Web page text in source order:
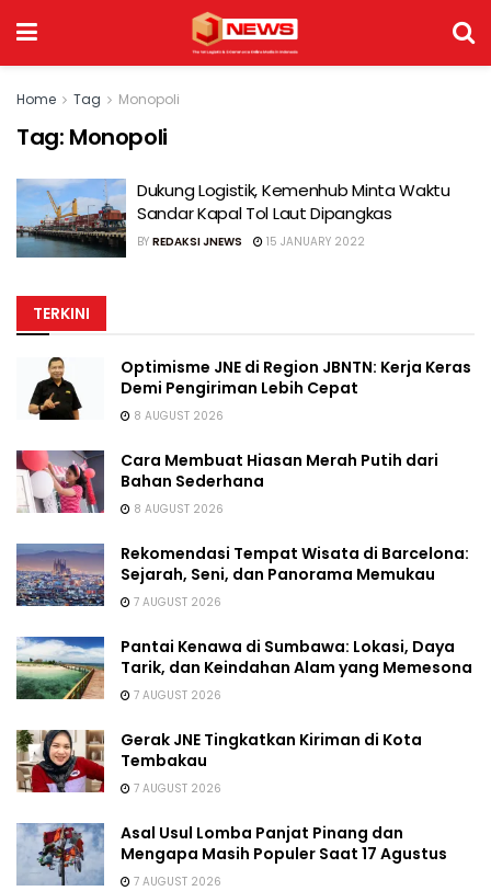
Home Tag Monopoli
Tag: Monopoli
Dukung Logistik, Kemenhub Minta Waktu
Sandar Kapal Tol Laut Dipangkas
BY REDAKSI JNEWS 15 JANUARY 2022
TERKINI
Optimisme JNE di Region JBNTN: Kerja Keras
Demi Pengiriman Lebih Cepat
8 AUGUST 2026
Cara Membuat Hiasan Merah Putih dari
Bahan Sederhana
8 AUGUST 2026
Rekomendasi Tempat Wisata di Barcelona:
Sejarah, Seni, dan Panorama Memukau
7 AUGUST 2026
Pantai Kenawa di Sumbawa: Lokasi, Daya
Tarik, dan Keindahan Alam yang Memesona
7 AUGUST 2026
Gerak JNE Tingkatkan Kiriman di Kota
Tembakau
7 AUGUST 2026
Asal Usul Lomba Panjat Pinang dan
Mengapa Masih Populer Saat 17 Agustus
7 AUGUST 2026